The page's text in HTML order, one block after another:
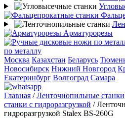
Арматурорезы
по металлу
Москва Казахстан Беларусь
Новосибирск Нижний Новгород
Екатеринбург Волгоград Самара
Главная /Ленточнопильные станки
станки с гидроразгрузкой /
гидроразгрузкой Stalex BS-260G